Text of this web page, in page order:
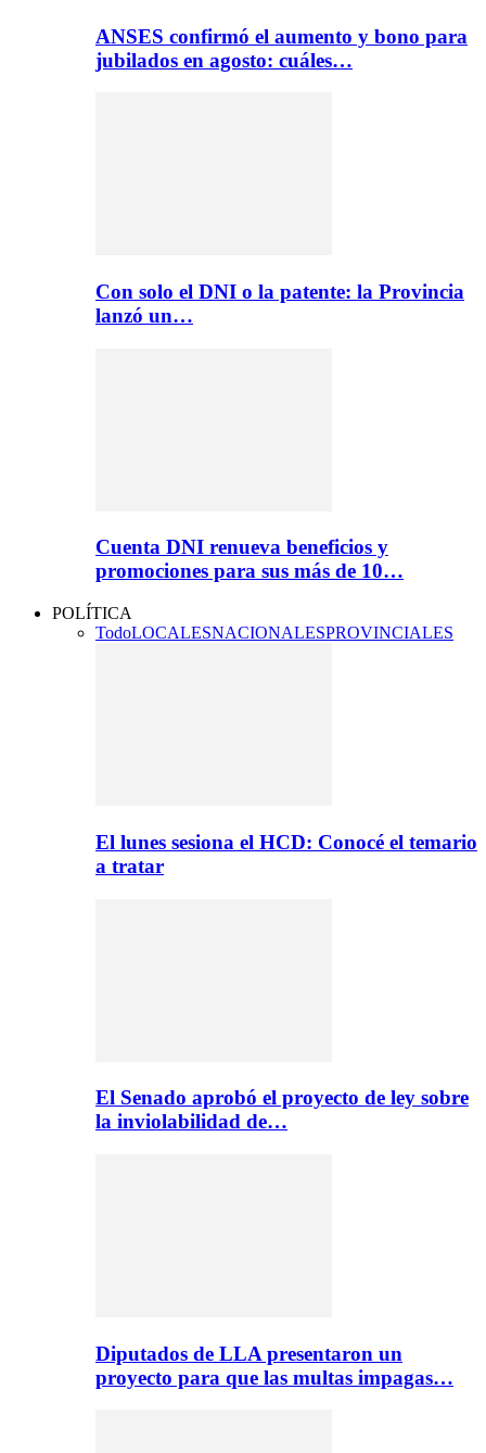
ANSES confirmó el aumento y bono para
jubilados en agosto: cuáles…
Con solo el DNI o la patente: la Provincia
lanzó un…
Cuenta DNI renueva beneficios y
promociones para sus más de 10…
POLÍTICA
TodoLOCALESNACIONALESPROVINCIALES
El lunes sesiona el HCD: Conocé el temario
a tratar
El Senado aprobó el proyecto de ley sobre
la inviolabilidad de…
Diputados de LLA presentaron un
proyecto para que las multas impagas…